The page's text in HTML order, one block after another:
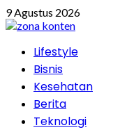
Skip
to
9 Agustus 2026
PrimaryLifestyle
Bisnis
Kesehatan
Berita
Teknologi